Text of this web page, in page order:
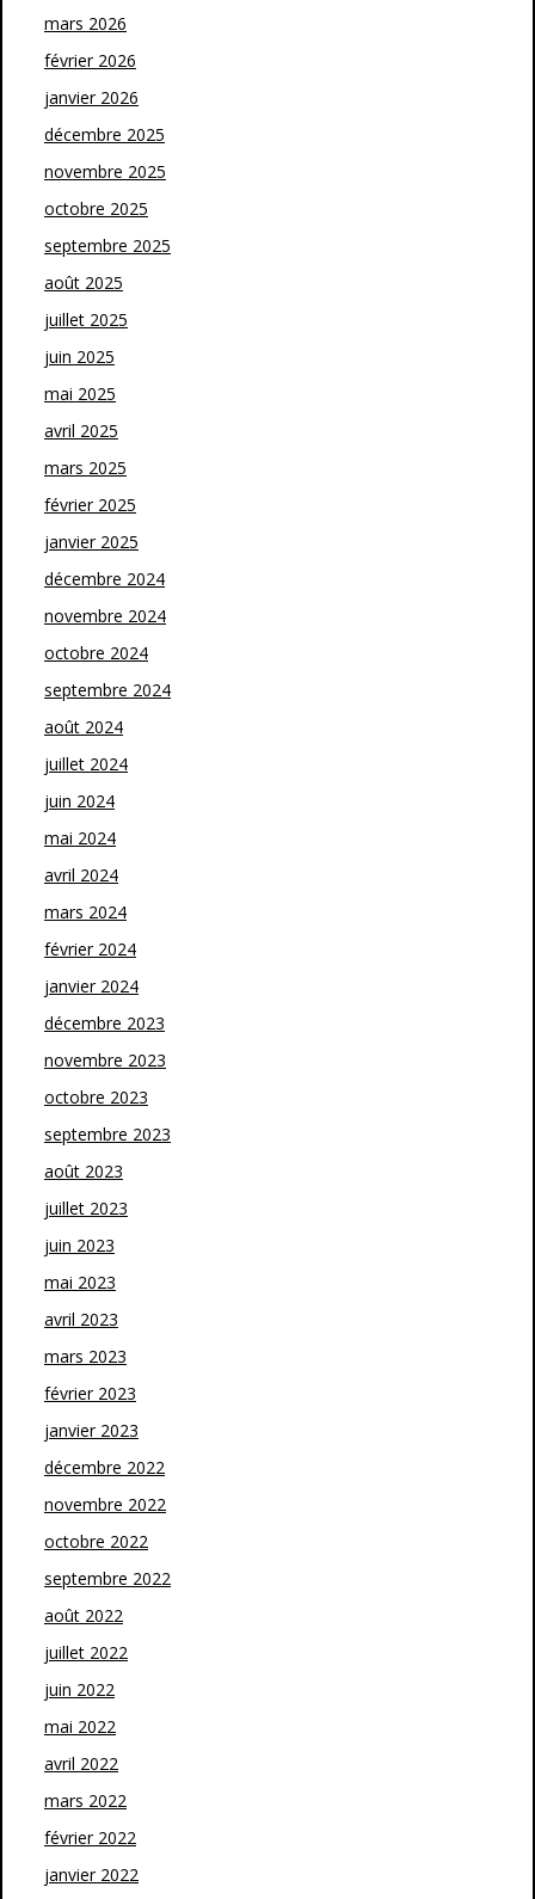
mars 2026
février 2026
janvier 2026
décembre 2025
novembre 2025
octobre 2025
septembre 2025
août 2025
juillet 2025
juin 2025
mai 2025
avril 2025
mars 2025
février 2025
janvier 2025
décembre 2024
novembre 2024
octobre 2024
septembre 2024
août 2024
juillet 2024
juin 2024
mai 2024
avril 2024
mars 2024
février 2024
janvier 2024
décembre 2023
novembre 2023
octobre 2023
septembre 2023
août 2023
juillet 2023
juin 2023
mai 2023
avril 2023
mars 2023
février 2023
janvier 2023
décembre 2022
novembre 2022
octobre 2022
septembre 2022
août 2022
juillet 2022
juin 2022
mai 2022
avril 2022
mars 2022
février 2022
janvier 2022